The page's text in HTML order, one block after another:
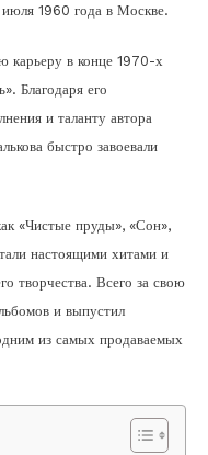
1960 года в Москве.
карьеру в конце 1970-х
Благодаря его
и таланту автора
быстро завоевали
«Чистые пруды», «Сон»,
настоящими хитами и
творчества. Всего за свою
и выпустил
из самых продаваемых